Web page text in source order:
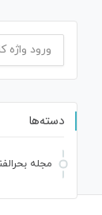
جستجو
دسته‌ها
مجله